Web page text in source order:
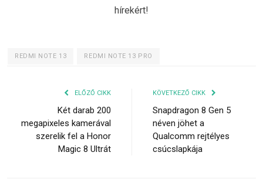
hírekért!
REDMI NOTE 13 REDMI NOTE 13 PRO
ELŐZŐ CIKK
Két darab 200
megapixeles kamerával
szerelik fel a Honor
Magic 8 Ultrát
KÖVETKEZŐ CIKK
Snapdragon 8 Gen 5
néven jöhet a
Qualcomm rejtélyes
csúcslapkája